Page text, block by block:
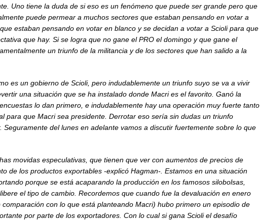
Uno tiene la duda de si eso es un fenómeno que puede ser grande pero que
puede permear a muchos sectores que estaban pensando en votar a
estaban pensando en votar en blanco y se decidan a votar a Scioli para que
que hay. Si se logra que no gane el PRO el domingo y que gane el
un triunfo de la militancia y de los sectores que han salido a la
es un gobierno de Scioli, pero indudablemente un triunfo suyo se va a vivir
una situación que se ha instalado donde Macri es el favorito. Ganó la
lo dan primero, e indudablemente hay una operación muy fuerte tanto
para que Macri sea presidente. Derrotar eso sería sin dudas un triunfo
Seguramente del lunes en adelante vamos a discutir fuertemente sobre lo que
movidas especulativas, que tienen que ver con aumentos de precios de
de los productos exportables -explicó Hagman-. Estamos en una situación
porque se está acaparando la producción en los famosos silobolsas,
el tipo de cambio. Recordemos que cuando fue la devaluación en enero
con lo que está planteando Macri) hubo primero un episodio de
por parte de los exportadores. Con lo cual si gana Scioli el desafío